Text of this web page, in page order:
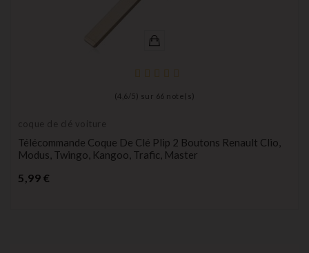
(4,6 / 5) sur 66 note(s)
coque de clé voiture
Télécommande Coque De Clé Plip 2 Boutons Renault Clio,
Modus, Twingo, Kangoo, Trafic, Master
5,99 €